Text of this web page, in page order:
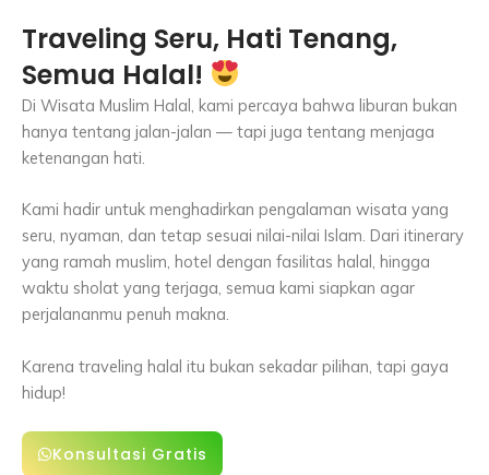
Traveling Seru, Hati Tenang,
Semua Halal!
Di Wisata Muslim Halal, kami percaya bahwa liburan bukan
hanya tentang jalan-jalan — tapi juga tentang menjaga
ketenangan hati.
Kami hadir untuk menghadirkan pengalaman wisata yang
seru, nyaman, dan tetap sesuai nilai-nilai Islam. Dari itinerary
yang ramah muslim, hotel dengan fasilitas halal, hingga
waktu sholat yang terjaga, semua kami siapkan agar
perjalananmu penuh makna.
Karena traveling halal itu bukan sekadar pilihan, tapi gaya
hidup!
Konsultasi Gratis